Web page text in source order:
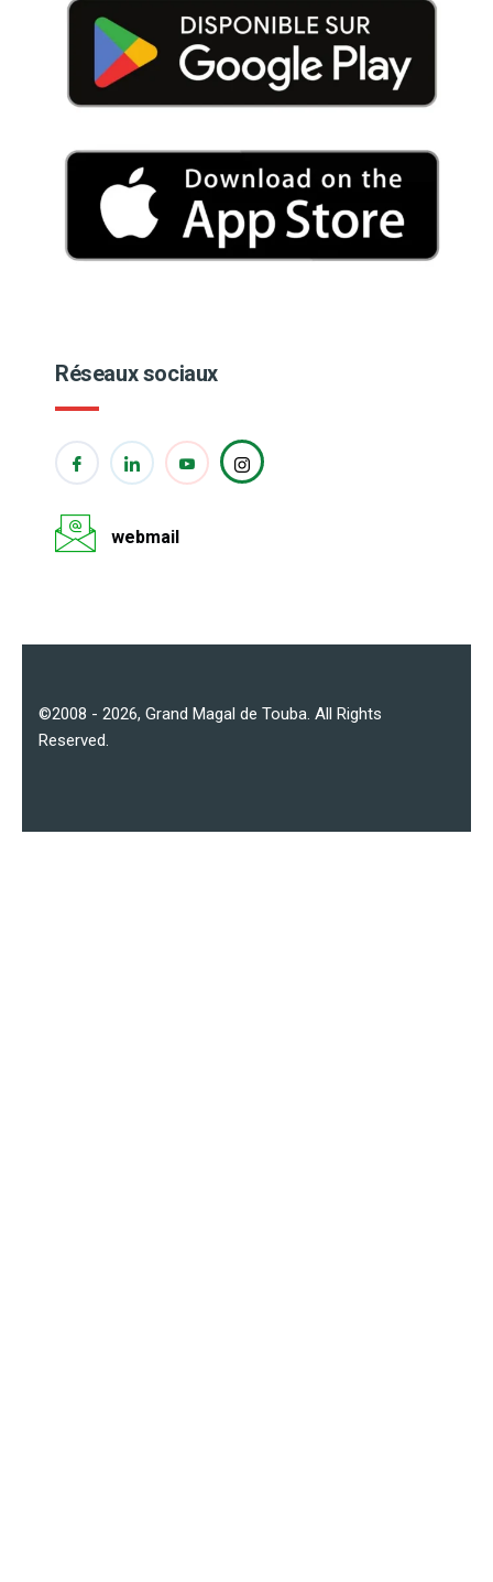
Réseaux sociaux
webmail
©2008 - 2026, Grand Magal de Touba . All Rights
Reserved.